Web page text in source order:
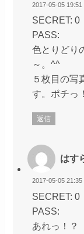
2017-05-05 19:51
SECRET: 0
PASS:
色とりどり
～。^^
５枚目の写
す。ポチっ
返信
はす
2017-05-05 21:35
SECRET: 0
PASS:
あれっ！？